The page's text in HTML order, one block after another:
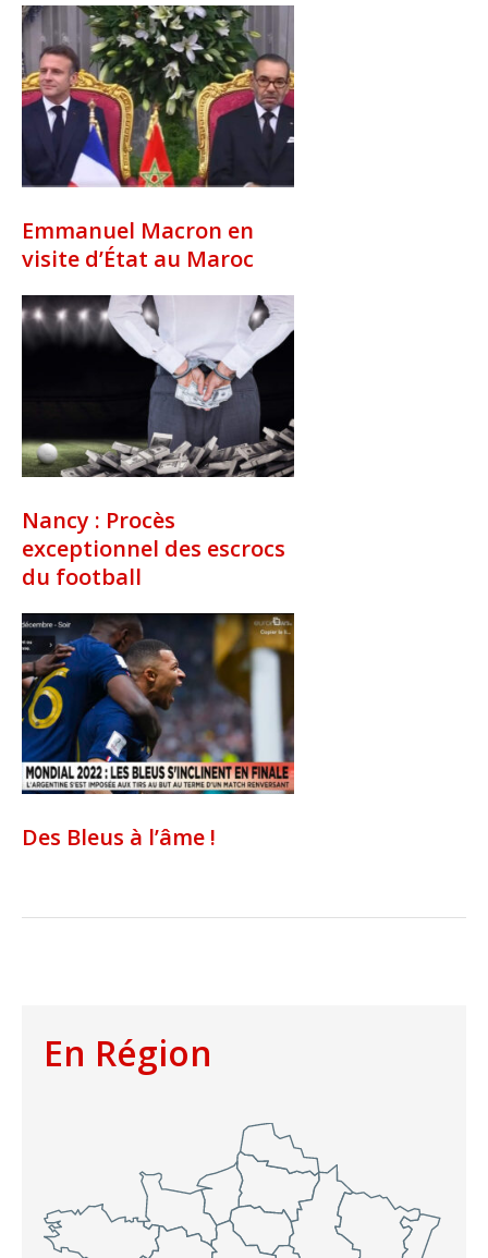
Emmanuel Macron en
visite d’État au Maroc
Nancy : Procès
exceptionnel des escrocs
du football
Des Bleus à l’âme !
En Région